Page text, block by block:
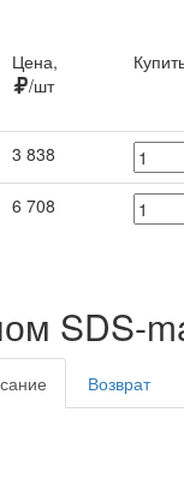
Цена,
/шт
/шт
3 838
6 708
SDS-
Возврат